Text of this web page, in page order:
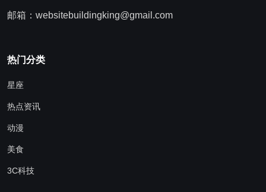
邮箱：websitebuildingking@gmail.com
热门分类
星座
热点资讯
动漫
美食
3C科技